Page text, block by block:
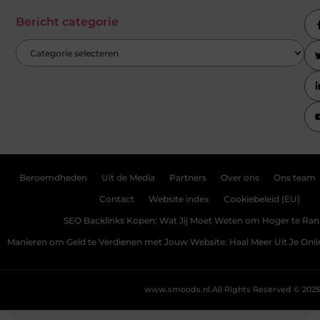
Bericht categorie
Beroemdheden Uit de Media Partners Over ons Ons team
Contact Website index Cookiebeleid (EU)
SEO Backlinks Kopen: Wat Jij Moet Weten om Hoger te
Manieren om Geld te Verdienen met Jouw Website: Haal Meer Uit Je
All Rights Reserved © 2025
www.smoods.nl.